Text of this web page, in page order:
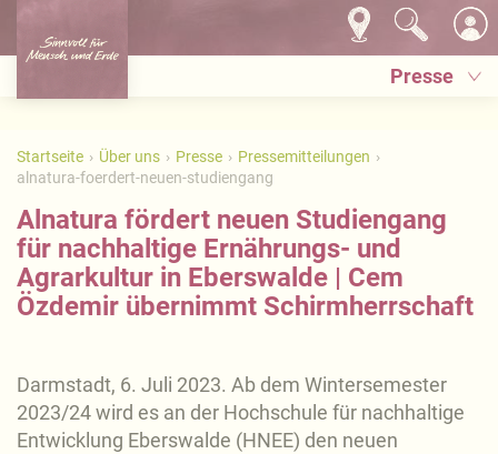
Presse
Startseite Über uns Presse
Pressemitteilungen
alnatura-foerdert-neuen-studiengang
Alnatura fördert neuen Studiengang
für nachhaltige Ernährungs- und
Agrarkultur in Eberswalde | Cem
Özdemir übernimmt Schirmherrschaft
Darmstadt, 6. Juli 2023. Ab dem Wintersemester
2023/24 wird es an der Hochschule für nachhaltige
Entwicklung Eberswalde (HNEE) den neuen